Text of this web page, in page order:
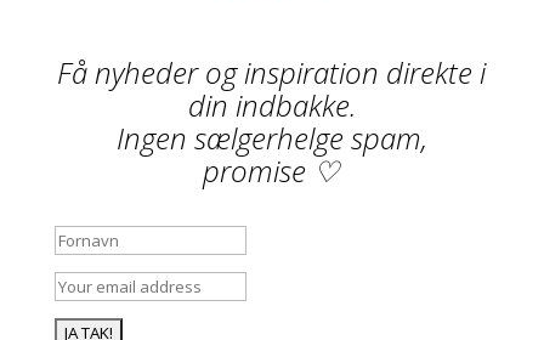
Få nyheder og inspiration direkte i
din indbakke.
Ingen sælgerhelge spam,
promise ♡